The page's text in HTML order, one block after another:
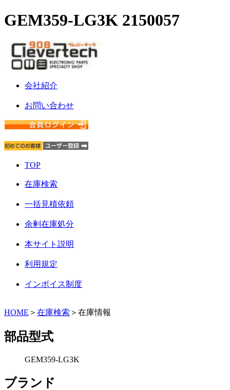
GEM359-LG3K 2150057
会社紹介
お問い合わせ
TOP
在庫検索
一括見積依頼
余剰在庫処分
本サイト説明
利用規定
インボイス制度
HOME ＞ 在庫検索 ＞在庫情報
部品型式
GEM359-LG3K
ブランド